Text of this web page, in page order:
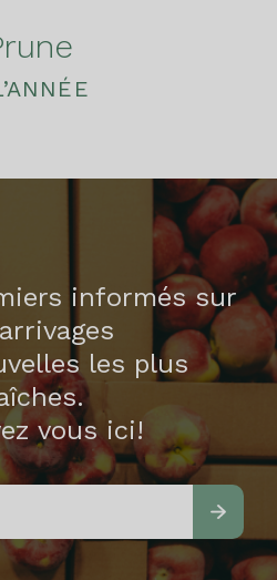
informés sur
les plus
vous ici!